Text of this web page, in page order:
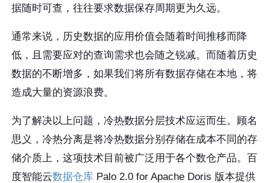
据随时可查，往往要求数据保存周期更为久远。
通常来说，历史数据的应用价值会随着时间推移而降
低，且需要应对的查询需求也会随之锐减。而随着历史
数据的不断增多，如果我们将所有数据存储在本地，将
造成大量的资源浪费。
为了解决以上问题，冷热数据分层技术应运而生。顾名
思义，冷热分离是将冷热数据分别存储在成本不同的存
储介质上，这项技术目前被广泛用于各个数仓产品。百
度智能云数据仓库 Palo 2.0 for Apache Doris 版本提供